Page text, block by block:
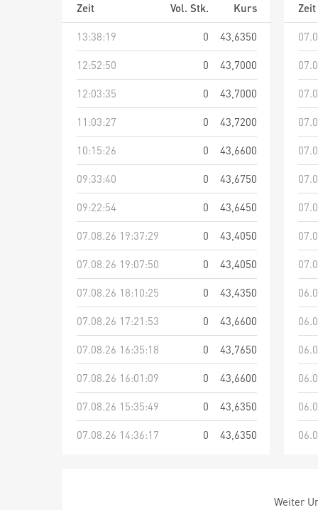
Zeit Vol. Stk.
Kurs
13:38:19
0
43,6350
12:52:50
0
43,7000
12:03:35
0
43,7000
11:03:27
0
43,7200
10:15:26
0
43,6600
09:33:40
0
43,6750
09:22:54
0
43,6450
07.08.26 19:37:29
0
43,4050
07.08.26 19:07:50
0
43,4050
07.08.26 18:10:25
0
43,4350
07.08.26 17:21:53
0
43,6600
07.08.26 16:35:18
0
43,7650
07.08.26 16:01:09
0
43,6600
07.08.26 15:35:49
0
43,6350
07.08.26 14:36:17
0 43,6350
Zeit
Weiter